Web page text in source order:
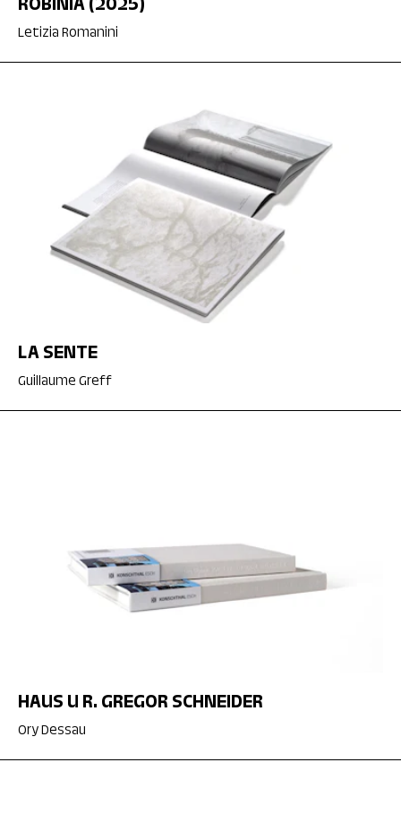
Letizia Romanini
LA SENTE
Guillaume Greff
HAUS U R. GREGOR SCHNEIDER
Ory Dessau